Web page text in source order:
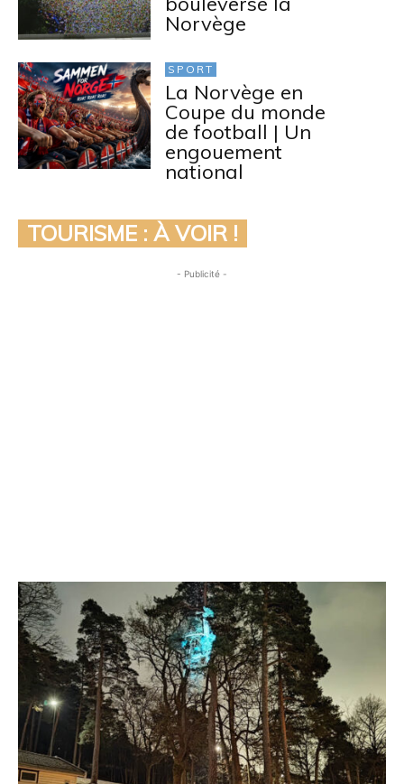
Norvège
SPORT
La Norvège en
Coupe du monde
de football | Un
engouement
national
TOURISME : À VOIR !
- Publicité -